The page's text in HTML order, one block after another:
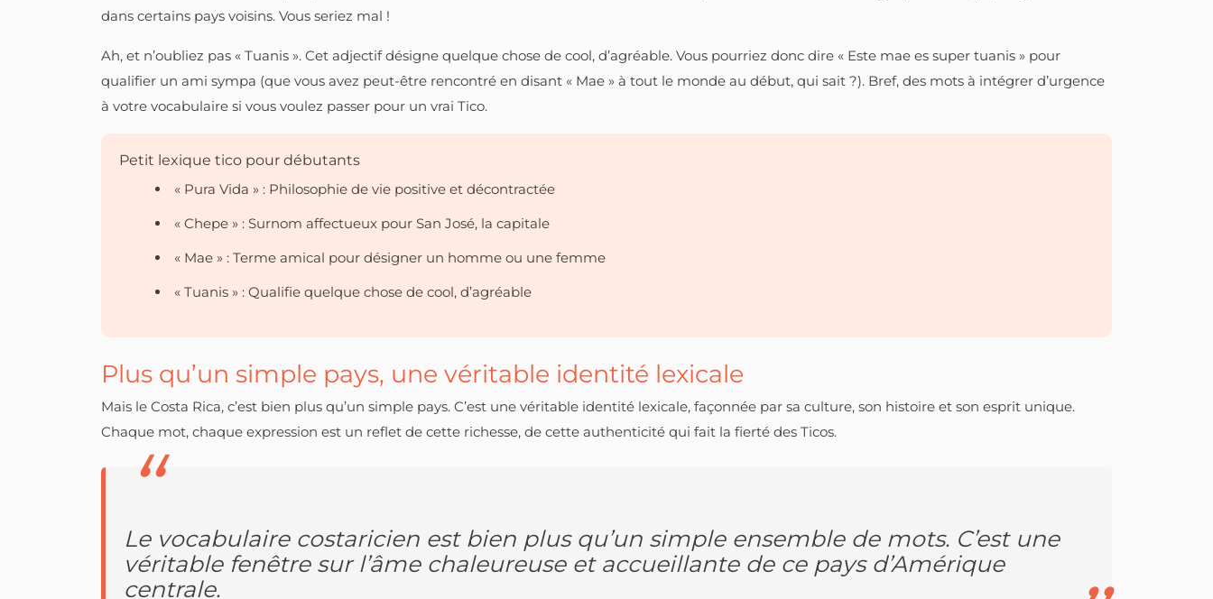
dans certains pays voisins. Vous seriez mal !
Ah, et n’oubliez pas « Tuanis ». Cet adjectif désigne quelque chose de cool, d’agréable. Vous pourriez donc dire « Este mae es super tuanis » pour
qualifier un ami sympa (que vous avez peut-être rencontré en disant « Mae » à tout le monde au début, qui sait ?). Bref, des mots à intégrer d’urgence
à votre vocabulaire si vous voulez passer pour un vrai Tico.
Petit lexique tico pour débutants
« Pura Vida » : Philosophie de vie positive et décontractée
« Chepe » : Surnom affectueux pour San José, la capitale
« Mae » : Terme amical pour désigner un homme ou une femme
« Tuanis » : Qualifie quelque chose de cool, d’agréable
Plus qu’un simple pays, une véritable identité lexicale
Mais le Costa Rica, c’est bien plus qu’un simple pays. C’est une véritable identité lexicale, façonnée par sa culture, son histoire et son esprit unique.
Chaque mot, chaque expression est un reflet de cette richesse, de cette authenticité qui fait la fierté des Ticos.
Le vocabulaire costaricien est bien plus qu’un simple ensemble de mots. C’est une
véritable fenêtre sur l’âme chaleureuse et accueillante de ce pays d’Amérique
centrale.